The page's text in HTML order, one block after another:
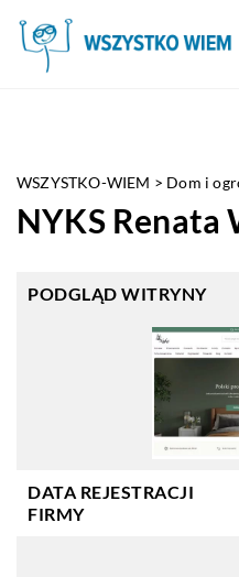
WSZYSTKO-WIEM > Dom i
NYKS Renata
PODGLĄD WITRYNY
DATA REJESTRACJI
FIRMY